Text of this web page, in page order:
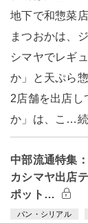
地下で和惣菜
まつおかは、
シマヤでレギ
か」と天ぷら
2店舗を出店し
か」は、こ…
中部流通特集
カシマヤ出店
ポット…
パン・シリアル